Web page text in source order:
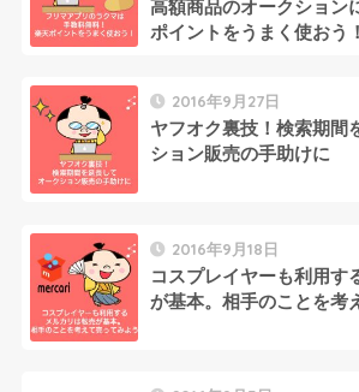
高額商品のオークション
ポイントをうまく使おう！
2016年9月27日
ヤフオク裏技！検索期間
ション販売の手助けに
2016年9月18日
コスプレイヤーも利用す
が基本。相手のことを考